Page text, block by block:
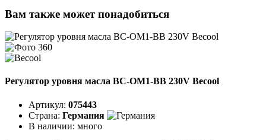
Вам также может понадобиться
Регулятор уровня масла BC-OM1-BB 230V Becool
Артикул: 075443
Страна: Германия
В наличии: много